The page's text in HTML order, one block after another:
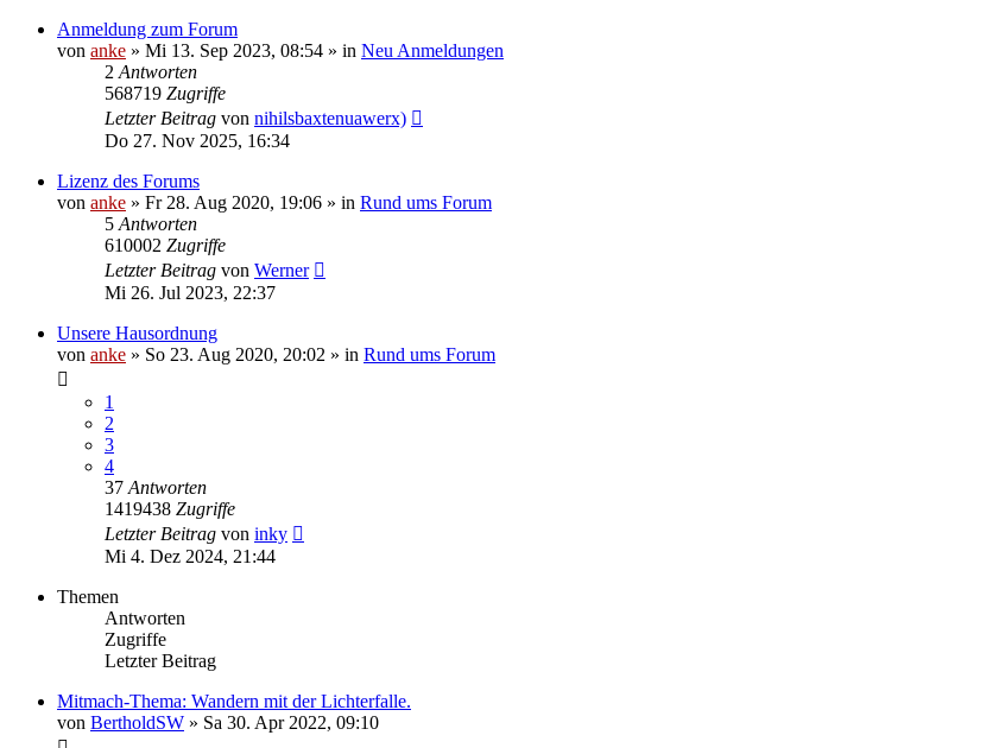
Anmeldung zum Forum
von anke » Mi 13. Sep 2023, 08:54 » in Neu Anmeldungen
2 Antworten
568719 Zugriffe
Letzter Beitrag von nihilsbaxtenuawerx)
Do 27. Nov 2025, 16:34
Lizenz des Forums
von anke » Fr 28. Aug 2020, 19:06 » in Rund ums Forum
5 Antworten
610002 Zugriffe
Letzter Beitrag von Werner
Mi 26. Jul 2023, 22:37
Unsere Hausordnung
von anke » So 23. Aug 2020, 20:02 » in Rund ums Forum
1
2
3
4
37 Antworten
1419438 Zugriffe
Letzter Beitrag von inky
Mi 4. Dez 2024, 21:44
Themen
Antworten
Zugriffe
Letzter Beitrag
Mitmach-Thema: Wandern mit der Lichterfalle.
von BertholdSW » Sa 30. Apr 2022, 09:10